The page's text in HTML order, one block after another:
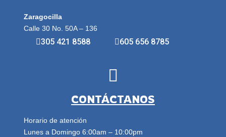
Zaragocilla
Calle 30 No. 50A – 136
305 421 8588 605 656 8785
CONTÁCTANOS
Horario de atención
Lunes a Domingo 6:00am – 10:00pm